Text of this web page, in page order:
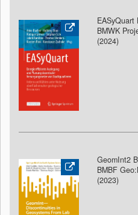
EASyQuart
BMWK
(2024)
GeomInt2
BMBF
(2023)